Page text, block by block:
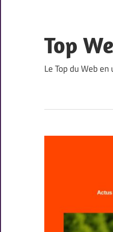
content
Top
Le Top du Web